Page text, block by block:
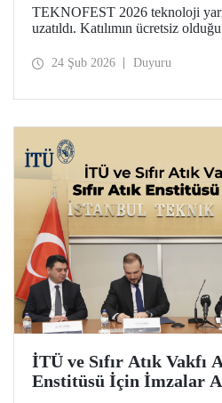
TEKNOFEST 2026 teknoloji
uzatıldı. Katılımın ücretsiz
teknoloji festivali TEKNOFEST
24 Şub 2026 Duyuru
İTÜ ve Sıfır Atık Vakfı
Enstitüsü İçin İmzalar